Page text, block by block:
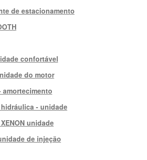
de estacionamento
confortável
do motor
amortecimento
- unidade
unidade
de injeção